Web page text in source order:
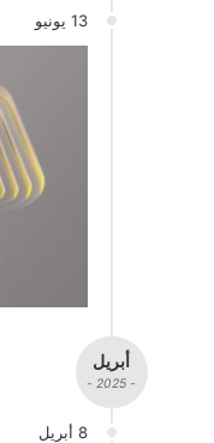
13 يونيو
أبريل
- 2025 -
8 أبريل